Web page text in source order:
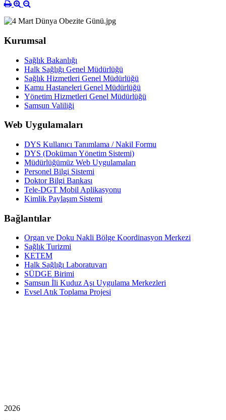
Kurumsal
Sağlık Bakanlığı
Halk Sağlığı Genel Müdürlüğü
Sağlık Hizmetleri Genel Müdürlüğü
Kamu Hastaneleri Genel Müdürlüğü
Yönetim Hizmetleri Genel Müdürlüğü
Samsun Valiliği
Web Uygulamaları
DYS Kullanıcı Tanımlama / Nakil Formu
DYS (Doküman Yönetim Sistemi)
Müdürlüğümüz Web Uygulamaları
Personel Bilgi Sistemi
Doktor Bilgi Bankası
Tele-DGT Mobil Aplikasyonu
Kimlik Paylaşım Sistemi
Bağlantılar
Organ ve Doku Nakli Bölge Koordinasyon Merkezi
Sağlık Turizmi
KETEM
Halk Sağlığı Laboratuvarı
SÜDGE Birimi
Samsun İli Kuduz Aşı Uygulama Merkezleri
Evsel Atık Toplama Projesi
2026